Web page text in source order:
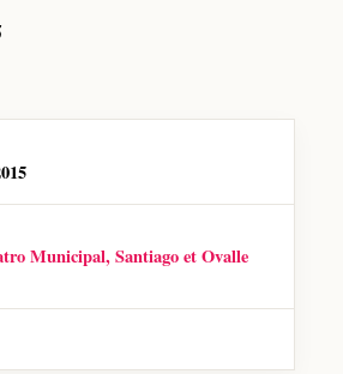
Municipal, Santiago et Ovalle